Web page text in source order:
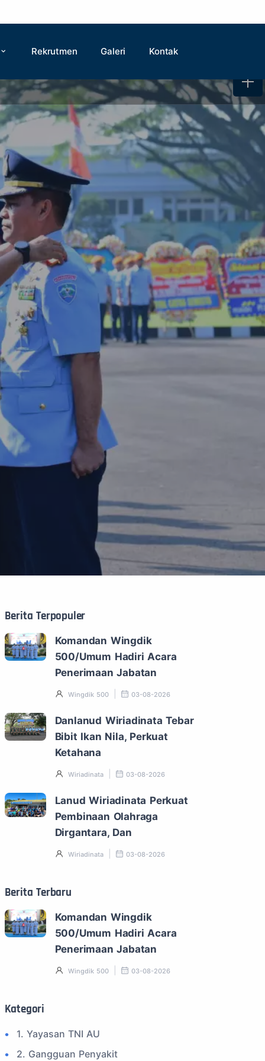
Rekrutmen Galeri Kontak
Berita Terpopuler
Komandan Wingdik
500/Umum Hadiri Acara
Penerimaan Jabatan
Wingdik 500 03-08-2026
Danlanud Wiriadinata Tebar
Bibit Ikan Nila, Perkuat
Ketahana
Wiriadinata 03-08-2026
Lanud Wiriadinata Perkuat
Pembinaan Olahraga
Dirgantara, Dan
Wiriadinata 03-08-2026
Berita Terbaru
Komandan Wingdik
500/Umum Hadiri Acara
Penerimaan Jabatan
Wingdik 500 03-08-2026
Kategori
1. Yayasan TNI AU
2. Gangguan Penyakit